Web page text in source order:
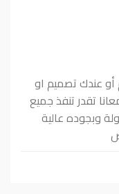
أو عندك تصميم او
تقدر تنفذ جميع
وبجوده عالية